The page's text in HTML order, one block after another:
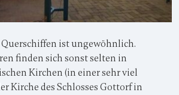
ist ungewöhnlich.
finden sich sonst selten in
Kirchen (in einer sehr viel
Kirche des Schlosses Gottorf in